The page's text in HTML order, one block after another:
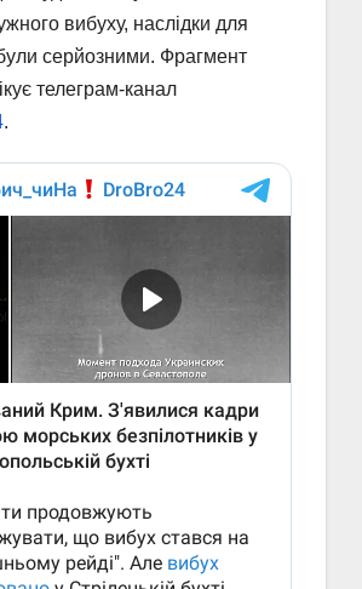
вибуху, наслідки для
серйозними. Фрагмент
телеграм-канал
.